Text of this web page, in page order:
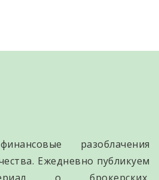
разоблачения
Ежедневно публикуем